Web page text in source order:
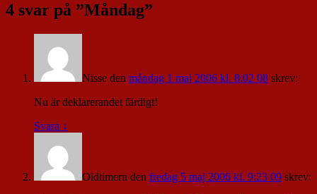
4 svar på ”Måndag”
Nisse den måndag 1 maj 2006 kl. 8:02 08 skrev:
Nu är deklarerandet färdigt!
Svara ↓
Oldtimern den fredag 5 maj 2006 kl. 9:23 09 skrev: